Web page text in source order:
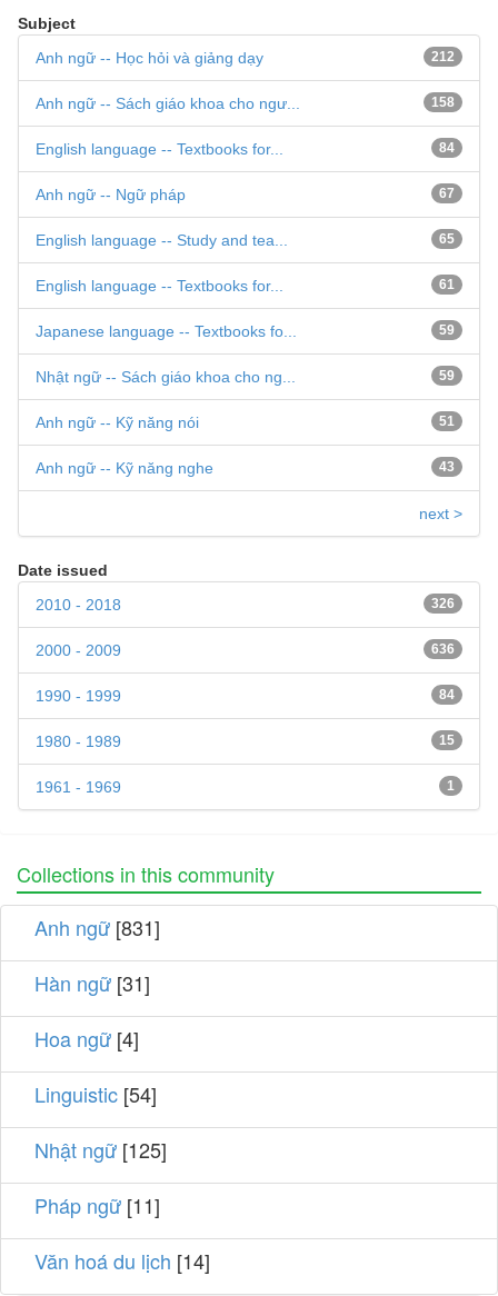
Subject
212
Anh ngữ -- Học hỏi và giảng dạy
158
Anh ngữ -- Sách giáo khoa cho ngư...
84
English language -- Textbooks for...
67
Anh ngữ -- Ngữ pháp
65
English language -- Study and tea...
61
English language -- Textbooks for...
59
Japanese language -- Textbooks fo...
59
Nhật ngữ -- Sách giáo khoa cho ng...
51
Anh ngữ -- Kỹ năng nói
43
Anh ngữ -- Kỹ năng nghe
next >
Date issued
326
2010 - 2018
636
2000 - 2009
84
1990 - 1999
15
1980 - 1989
1
1961 - 1969
Collections in this community
Anh ngữ [831]
Hàn ngữ [31]
Hoa ngữ [4]
Linguistic [54]
Nhật ngữ [125]
Pháp ngữ [11]
Văn hoá du lịch [14]